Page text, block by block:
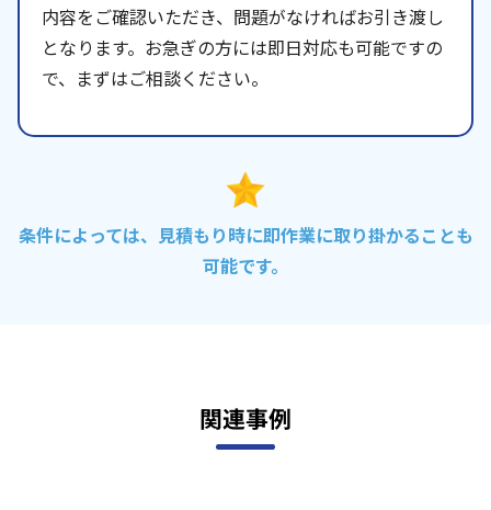
内容をご確認いただき、問題がなければお引き渡し
となります。お急ぎの方には即日対応も可能ですの
で、まずはご相談ください。
条件によっては、見積もり時に即作業に取り掛かることも
可能です。
関連事例